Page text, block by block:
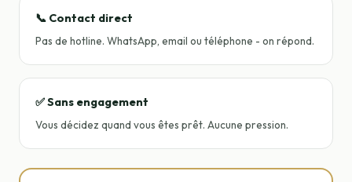
📞 Contact direct
Pas de hotline. WhatsApp, email ou téléphone - on répond.
✅ Sans engagement
Vous décidez quand vous êtes prêt. Aucune pression.